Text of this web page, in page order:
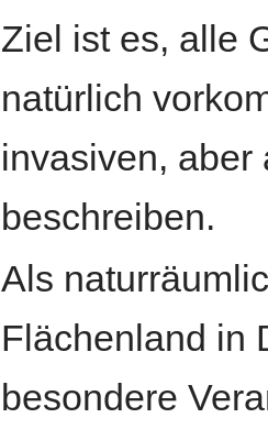
Ziel ist es, alle
natürlich
invasiven, aber
beschreiben.
Als
Flächenland in
besondere